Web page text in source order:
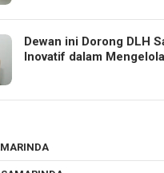
Dewan ini Dorong DLH
Inovatif dalam